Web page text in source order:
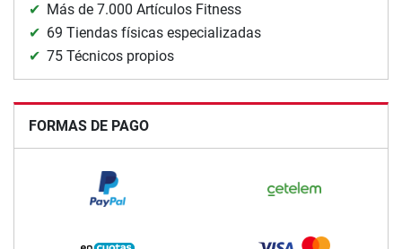
Más de 7.000 Artículos Fitness
69 Tiendas físicas especializadas
75 Técnicos propios
FORMAS DE PAGO